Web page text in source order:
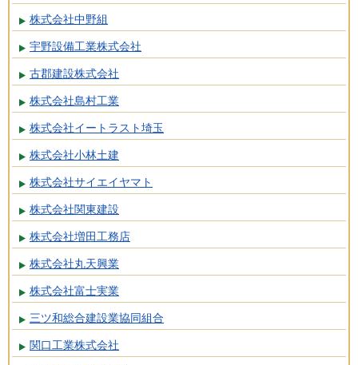
株式会社中野組
宇野設備工業株式会社
古郡建設株式会社
株式会社島村工業
株式会社イートラスト埼玉
株式会社小林土建
株式会社サイエイヤマト
株式会社関東建設
株式会社増田工務店
株式会社丸天興業
株式会社富士実業
三ツ和総合建設業協同組合
関口工業株式会社